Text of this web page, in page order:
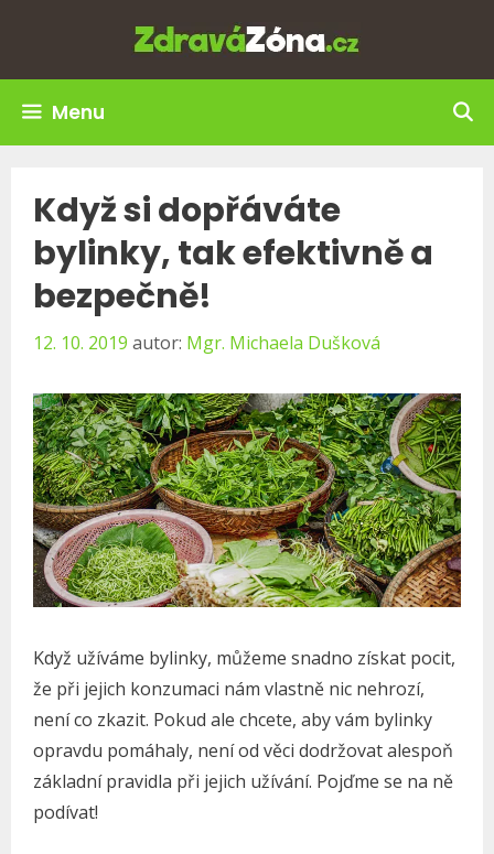
obsah
Menu
Když si dopřáváte
bylinky, tak efektivně a
bezpečně!
12. 10. 2019 autor: Mgr. Michaela Dušková
Když užíváme bylinky, můžeme snadno získat pocit,
že při jejich konzumaci nám vlastně nic nehrozí,
není co zkazit. Pokud ale chcete, aby vám bylinky
opravdu pomáhaly, není od věci dodržovat alespoň
základní pravidla při jejich užívání. Pojďme se na ně
podívat!